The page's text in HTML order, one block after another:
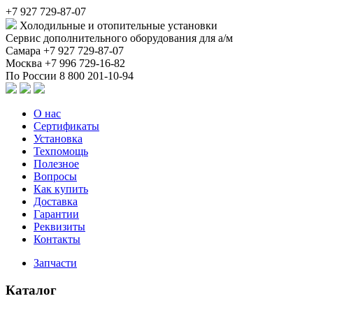
+7 927 729-87-07
Холодильные и отопительные установки
Сервис дополнительного оборудования для а/м
Самара +7 927 729-87-07
Москва +7 996 729-16-82
По России 8 800 201-10-94
О нас
Сертификаты
Установка
Техпомощь
Полезное
Вопросы
Как купить
Доставка
Гарантии
Реквизиты
Контакты
Запчасти
Каталог